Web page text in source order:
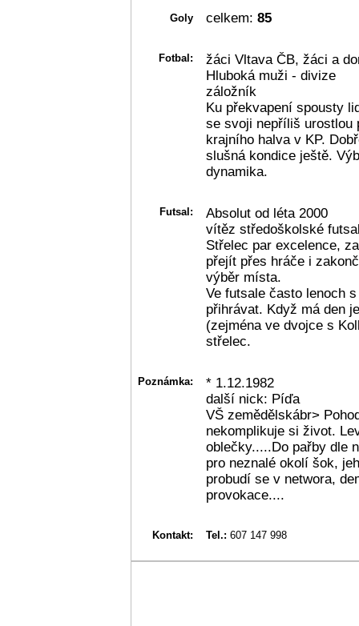
Goly celkem: 85
Fotbal:
žáci Vltava ČB, žáci a
Hluboká muži - divize
záložník
Ku překvapení spousty
se svoji nepříliš urostlou
krajního halva v KP.
slušná kondice ještě.
dynamika.
Futsal:
Absolut od léta 2000
vítěz středoškolské
Střelec par excelence,
přejít přes hráče i
výběr místa.
Ve futsale často lenoch
přihrávat. Když má den
(zejména ve dvojce s
střelec.
Poznámka:
* 1.12.1982
další nick: Píďa
VŠ zemědělskábr>
nekomplikuje si život.
oblečky.....Do pařby dle
pro neznalé okolí šok,
probudí se v networa,
provokace....
Kontakt: Tel.: 607 147 998